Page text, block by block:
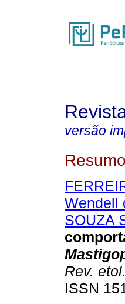
versão
Resumo
Wendell
SOUZA
Rev. etol.
ISSN